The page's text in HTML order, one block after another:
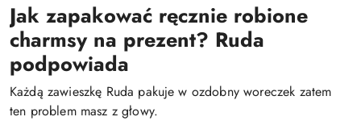
Jak zapakować ręcznie robione
charmsy na prezent? Ruda
podpowiada
Każdą zawieszkę Ruda pakuje w ozdobny woreczek zatem
ten problem masz z głowy.